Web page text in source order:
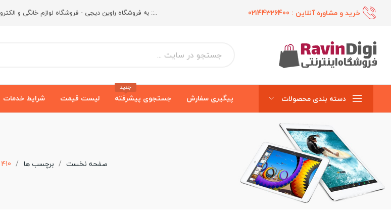
خرید و مشاوره آنلاین : 02144326400 ..:: به فروشگاه راوین دیجی - فروشگاه لوازم خانگی و
دسته بندی محصولات پیگیری سفارش جستجوی پیشرفته
جدید
لیست قیمت شرایط خدمات
صفحه نخست برچسب ها 410